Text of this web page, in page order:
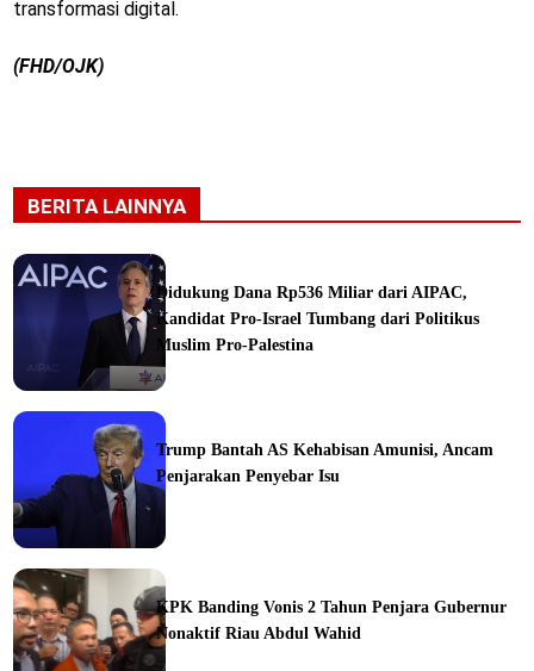
transformasi digital.
(FHD/OJK)
BERITA LAINNYA
Didukung Dana Rp536 Miliar dari AIPAC,
Kandidat Pro-Israel Tumbang dari Politikus
Muslim Pro-Palestina
Trump Bantah AS Kehabisan Amunisi, Ancam
Penjarakan Penyebar Isu
KPK Banding Vonis 2 Tahun Penjara Gubernur
Nonaktif Riau Abdul Wahid